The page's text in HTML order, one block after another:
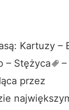
Kartuzy –
– Stężyca
–
przez